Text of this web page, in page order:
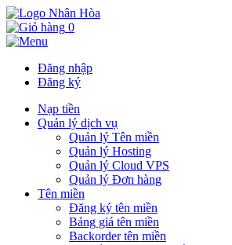
0
Đăng nhập
Đăng ký
Nạp tiền
Quản lý dịch vụ
Quản lý Tên miền
Quản lý Hosting
Quản lý Cloud VPS
Quản lý Đơn hàng
Tên miền
Đăng ký tên miền
Bảng giá tên miền
Backorder tên miền